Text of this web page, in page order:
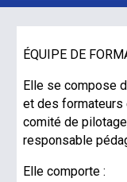
ÉQUIPE DE
Elle se compose
et des formateurs
comité de
responsable
Elle comporte :